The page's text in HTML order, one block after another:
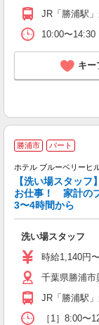
JR「勝浦駅
10:00〜
キー
勝浦市 パート
ホテル ブルーベリーヒ
【洗い場スタッ
お仕事！ 家計の
3〜4時間から
洗い場スタッフ
時給1,140円〜
千葉県勝浦市
JR「勝浦駅
［1］8:00